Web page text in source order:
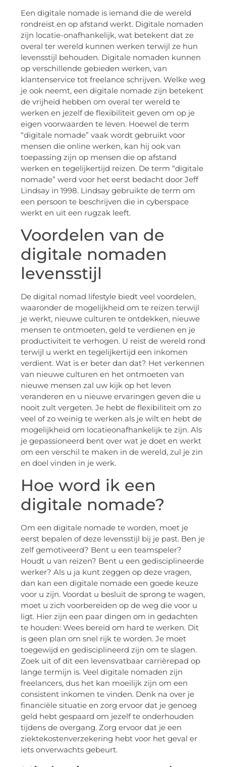
Een digitale nomade is iemand die de wereld
rondreist en op afstand werkt. Digitale nomaden
zijn locatie-onafhankelijk, wat betekent dat ze
overal ter wereld kunnen werken terwijl ze hun
levensstijl behouden. Digitale nomaden kunnen
op verschillende gebieden werken, van
klantenservice tot freelance schrijven. Welke weg
je ook neemt, een digitale nomade zijn betekent
de vrijheid hebben om overal ter wereld te
werken en jezelf de flexibiliteit geven om op je
eigen voorwaarden te leven. Hoewel de term
“digitale nomade” vaak wordt gebruikt voor
mensen die online werken, kan hij ook van
toepassing zijn op mensen die op afstand
werken en tegelijkertijd reizen. De term “digitale
nomade” werd voor het eerst bedacht door Jeff
Lindsay in 1998. Lindsay gebruikte de term om
een persoon te beschrijven die in cyberspace
werkt en uit een rugzak leeft.
Voordelen van de
digitale nomaden
levensstijl
De digital nomad lifestyle biedt veel voordelen,
waaronder de mogelijkheid om te reizen terwijl
je werkt, nieuwe culturen te ontdekken, nieuwe
mensen te ontmoeten, geld te verdienen en je
productiviteit te verhogen. U reist de wereld rond
terwijl u werkt en tegelijkertijd een inkomen
verdient. Wat is er beter dan dat? Het verkennen
van nieuwe culturen en het ontmoeten van
nieuwe mensen zal uw kijk op het leven
veranderen en u nieuwe ervaringen geven die u
nooit zult vergeten. Je hebt de flexibiliteit om zo
veel of zo weinig te werken als je wilt en hebt de
mogelijkheid om locatieonafhankelijk te zijn. Als
je gepassioneerd bent over wat je doet en werkt
om een verschil te maken in de wereld, zul je zin
en doel vinden in je werk.
Hoe word ik een
digitale nomade?
Om een digitale nomade te worden, moet je
eerst bepalen of deze levensstijl bij je past. Ben je
zelf gemotiveerd? Bent u een teamspeler?
Houdt u van reizen? Bent u een gedisciplineerde
werker? Als u ja kunt zeggen op deze vragen,
dan kan een digitale nomade een goede keuze
voor u zijn. Voordat u besluit de sprong te wagen,
moet u zich voorbereiden op de weg die voor u
ligt. Hier zijn een paar dingen om in gedachten
te houden: Wees bereid om hard te werken. Dit
is geen plan om snel rijk te worden. Je moet
toegewijd en gedisciplineerd zijn om te slagen.
Zoek uit of dit een levensvatbaar carrièrepad op
lange termijn is. Veel digitale nomaden zijn
freelancers, dus het kan moeilijk zijn om een
consistent inkomen te vinden. Denk na over je
financiële situatie en zorg ervoor dat je genoeg
geld hebt gespaard om jezelf te onderhouden
tijdens de overgang. Zorg ervoor dat je een
ziektekostenverzekering hebt voor het geval er
iets onverwachts gebeurt.